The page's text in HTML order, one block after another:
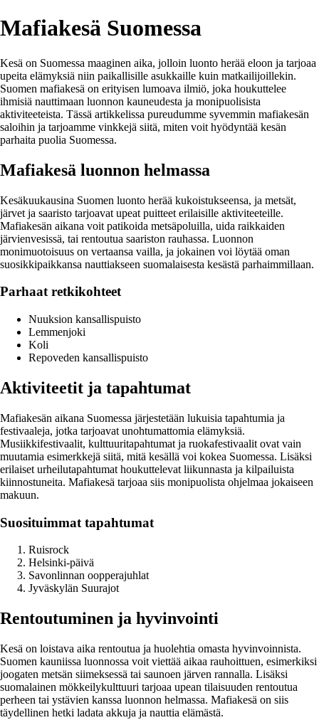
Mafiakesä Suomessa
Kesä on Suomessa maaginen aika, jolloin luonto herää eloon ja tarjoaa
upeita elämyksiä niin paikallisille asukkaille kuin matkailijoillekin.
Suomen mafiakesä on erityisen lumoava ilmiö, joka houkuttelee
ihmisiä nauttimaan luonnon kauneudesta ja monipuolisista
aktiviteeteista. Tässä artikkelissa pureudumme syvemmin mafiakesän
saloihin ja tarjoamme vinkkejä siitä, miten voit hyödyntää kesän
parhaita puolia Suomessa.
Mafiakesä luonnon helmassa
Kesäkuukausina Suomen luonto herää kukoistukseensa, ja metsät,
järvet ja saaristo tarjoavat upeat puitteet erilaisille aktiviteeteille.
Mafiakesän aikana voit patikoida metsäpoluilla, uida raikkaiden
järvienvesissä, tai rentoutua saariston rauhassa. Luonnon
monimuotoisuus on vertaansa vailla, ja jokainen voi löytää oman
suosikkipaikkansa nauttiakseen suomalaisesta kesästä parhaimmillaan.
Parhaat retkikohteet
Nuuksion kansallispuisto
Lemmenjoki
Koli
Repoveden kansallispuisto
Aktiviteetit ja tapahtumat
Mafiakesän aikana Suomessa järjestetään lukuisia tapahtumia ja
festivaaleja, jotka tarjoavat unohtumattomia elämyksiä.
Musiikkifestivaalit, kulttuuritapahtumat ja ruokafestivaalit ovat vain
muutamia esimerkkejä siitä, mitä kesällä voi kokea Suomessa. Lisäksi
erilaiset urheilutapahtumat houkuttelevat liikunnasta ja kilpailuista
kiinnostuneita. Mafiakesä tarjoaa siis monipuolista ohjelmaa jokaiseen
makuun.
Suosituimmat tapahtumat
Ruisrock
Helsinki-päivä
Savonlinnan oopperajuhlat
Jyväskylän Suurajot
Rentoutuminen ja hyvinvointi
Kesä on loistava aika rentoutua ja huolehtia omasta hyvinvoinnista.
Suomen kauniissa luonnossa voit viettää aikaa rauhoittuen, esimerkiksi
joogaten metsän siimeksessä tai saunoen järven rannalla. Lisäksi
suomalainen mökkeilykulttuuri tarjoaa upean tilaisuuden rentoutua
perheen tai ystävien kanssa luonnon helmassa. Mafiakesä on siis
täydellinen hetki ladata akkuja ja nauttia elämästä.